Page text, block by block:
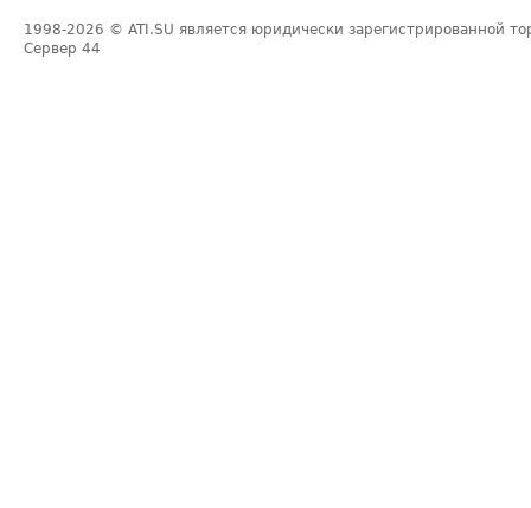
1998-2026 © ATI.SU является юридически зарегистрированной
Сервер 44